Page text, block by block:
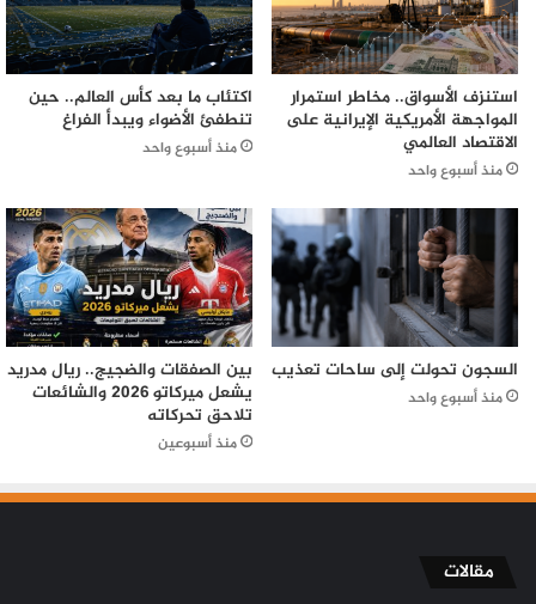
استنزف الأسواق.. مخاطر استمرار
المواجهة الأمريكية الإيرانية على
الاقتصاد العالمي
منذ أسبوع واحد
اكتئاب ما بعد كأس العالم.. حين
تنطفئ الأضواء ويبدأ الفراغ
منذ أسبوع واحد
السجون تحولت إلى ساحات تعذيب
منذ أسبوع واحد
بين الصفقات والضجيج.. ريال مدريد
يشعل ميركاتو 2026 والشائعات
تلاحق تحركاته
منذ أسبوعين
مقالات